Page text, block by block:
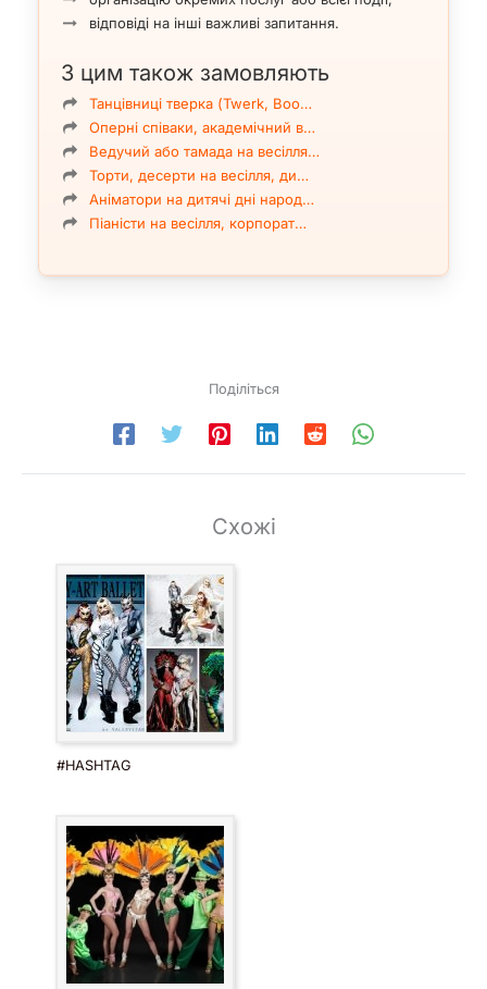
відповіді на інші важливі запитання.
З цим також замовляють
Танцівниці тверка (Twerk, Boo…
Оперні співаки, академічний в…
Ведучий або тамада на весілля…
Торти, десерти на весілля, ди…
Аніматори на дитячі дні народ…
Піаністи на весілля, корпорат…
Поділіться
Схожі
#HASHTAG